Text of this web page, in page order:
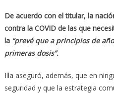
De acuerdo con el titular, la
contra la COVID de las que
la “prevé que a principios de
primeras dosis”.
Illa aseguró, además, que en
seguridad y que la estrategia